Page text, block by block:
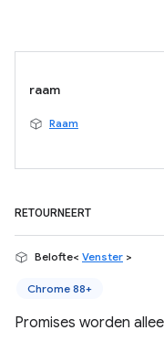
raam
Raam
RETOURNEERT
Belofte< Venster >
Chrome 88+
Promises worden